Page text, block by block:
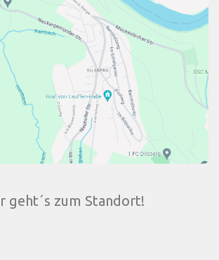
geht´s zum Standort!